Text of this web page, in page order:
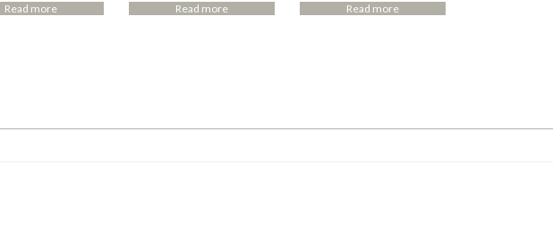
Read more Read more Read more